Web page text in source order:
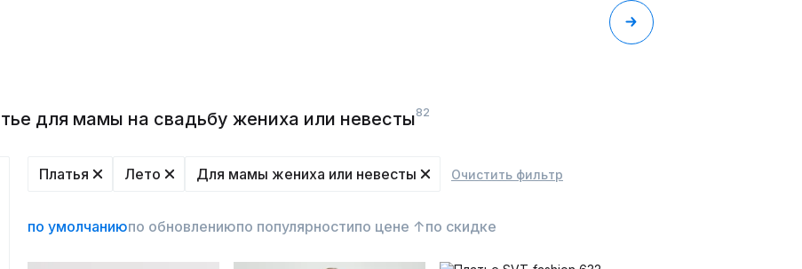
для мамы на свадьбу жениха или невесты82
Платья Лето Для мамы жениха или невесты Очистить фильтр
по умолчаниюпо обновлениюпо популярностипо цене ↑по скидке